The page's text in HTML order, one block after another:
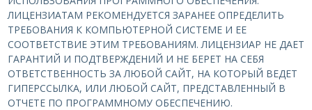
ЛИЦЕНЗИАТАМ РЕКОМЕНДУЕТСЯ ЗАРАНЕЕ ОПРЕДЕЛИТЬ
ТРЕБОВАНИЯ К КОМПЬЮТЕРНОЙ СИСТЕМЕ И ЕЕ
СООТВЕТСТВИЕ ЭТИМ ТРЕБОВАНИЯМ. ЛИЦЕНЗИАР НЕ ДАЕТ
ГАРАНТИЙ И ПОДТВЕРЖДЕНИЙ И НЕ БЕРЕТ НА СЕБЯ
ОТВЕТСТВЕННОСТЬ ЗА ЛЮБОЙ САЙТ, НА КОТОРЫЙ ВЕДЕТ
ГИПЕРССЫЛКА, ИЛИ ЛЮБОЙ САЙТ, ПРЕДСТАВЛЕННЫЙ В
ОТЧЕТЕ ПО ПРОГРАММНОМУ ОБЕСПЕЧЕНИЮ.